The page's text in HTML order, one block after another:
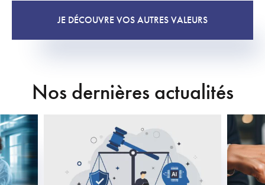
JE DÉCOUVRE VOS AUTRES VALEURS
Nos dernières actualités